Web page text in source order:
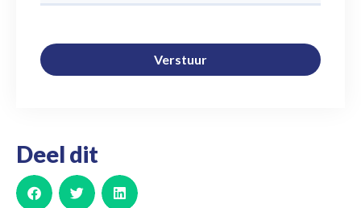
Verstuur
Deel dit